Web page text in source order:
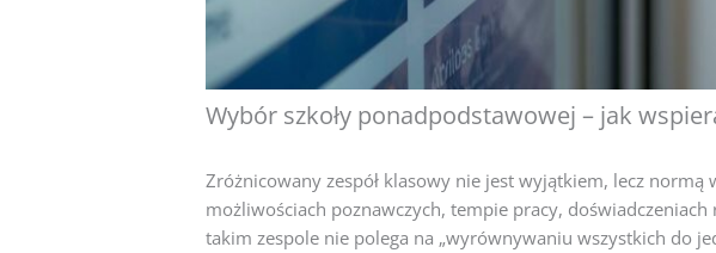
Wybór szkoły ponadpodstawowej – jak
Zróżnicowany zespół klasowy nie jest wyjątkiem, lecz normą
możliwościach poznawczych, tempie pracy,
takim zespole nie polega na „wyrównywaniu wszystkich do